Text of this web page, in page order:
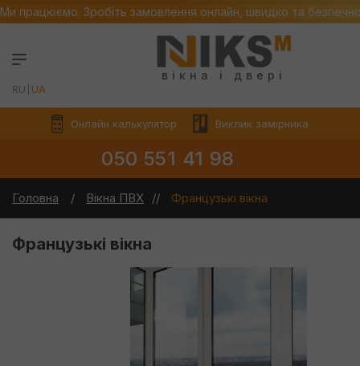
Ми працюємо. Зробіть замовлення онлайн, швидко та
вікна і двері
RU UA
Онлайн калькулятор Виклик замірника
050 551 41 98
Головна Вікна ПВХ Французькі вікна
Французькі вікна